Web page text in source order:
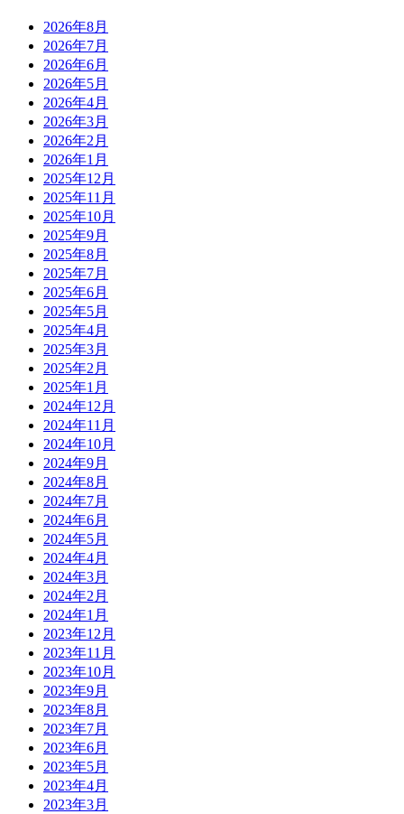
2026年8月
2026年7月
2026年6月
2026年5月
2026年4月
2026年3月
2026年2月
2026年1月
2025年12月
2025年11月
2025年10月
2025年9月
2025年8月
2025年7月
2025年6月
2025年5月
2025年4月
2025年3月
2025年2月
2025年1月
2024年12月
2024年11月
2024年10月
2024年9月
2024年8月
2024年7月
2024年6月
2024年5月
2024年4月
2024年3月
2024年2月
2024年1月
2023年12月
2023年11月
2023年10月
2023年9月
2023年8月
2023年7月
2023年6月
2023年5月
2023年4月
2023年3月